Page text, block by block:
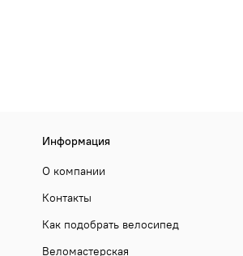
Информация
О компании
Контакты
Как подобрать велосипед
Веломастерская